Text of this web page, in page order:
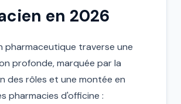
en 2026
pharmaceutique traverse une
profonde, marquée par la
des rôles et une montée en
pharmacies d'officine :